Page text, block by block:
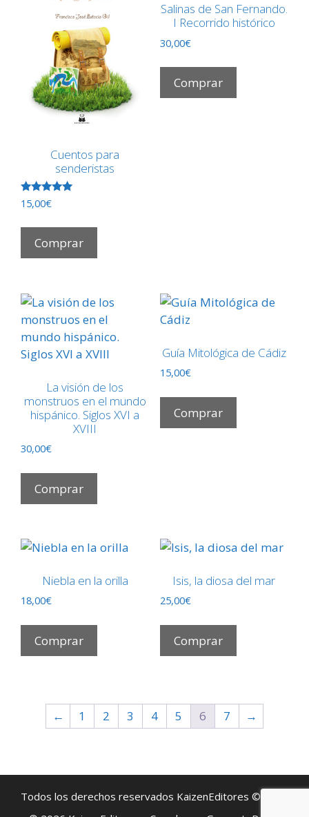
Cuentos para
senderistas
Valorado
con
de 5
15,00€
Comprar
Salinas de San Fernando.
I Recorrido histórico
30,00€
Comprar
La visión de los
monstruos en el mundo
hispánico. Siglos XVI a
XVIII
30,00€
Comprar
Guía Mitológica de Cádiz
15,00€
Comprar
Niebla en la orilla
18,00€
Comprar
Isis, la diosa del mar
25,00€
Comprar
← 1 2 3 4 5 6 7 →
Todos los derechos reservados KaizenEditores © 2019